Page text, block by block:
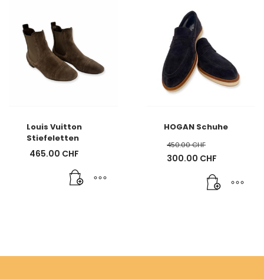
Louis Vuitton
Stiefeletten
465.00 CHF
HOGAN Schuhe
450.00CHF
Ursprünglicher
450.00 CHF
300.00 CHF
300.00 CHF.